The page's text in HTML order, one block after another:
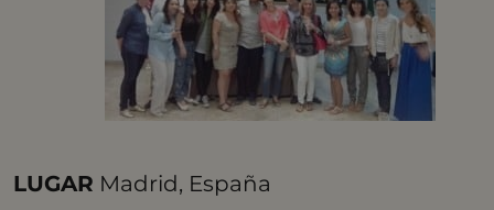
LUGAR Madrid, España